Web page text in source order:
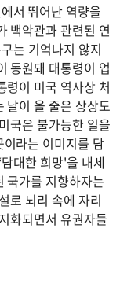
서 뛰어난 역량을
백악관과 관련된 연
는 기억나지 않지
동원돼 대통령이 업
령이 미국 역사상 처
날이 올 줄은 상상도
국은 불가능한 일을
라는 이미지를 담
대한 희망'을 내세
국가를 지향하자는
로 뇌리 속에 자리
화되면서 유권자들